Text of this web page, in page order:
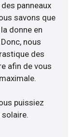
panneaux
savons que
donne en
nous
des
afin de vous
puissiez